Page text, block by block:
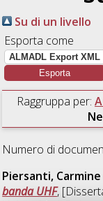
Su di un livello
Esporta come
Raggruppa per:
Numero di
Piersanti, Carmine
banda UHF,